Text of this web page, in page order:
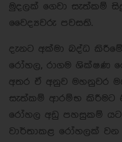
මුදලක් ගෙවා සැත්කම්
වෛද්‍යවරු පවසති.
දැනට අක්මා බද්ධ
රෝහල, රාගම ශික්ෂණ
අතර ඒ අනුව මහනුවර
සැත්කම් ආරම්භ කිරීමට
රෝහල අඩු පහසුකම්
වාර්තාකළ රෝහලක්